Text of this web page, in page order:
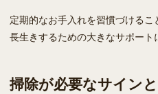
定期的なお手入れを習慣づける
長生きするための大きなサポート
掃除が必要なサイン